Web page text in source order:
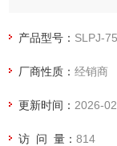
员，在瞬息万变的
产品型号： SLPJ-
厂商性质：经销商
更新时间： 2026-
访 问 量：814